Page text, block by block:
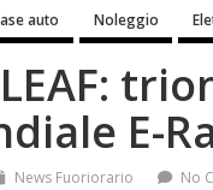
auto Noleggio
E-
News Fuoriorario No